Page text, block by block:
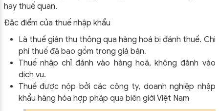
hay thuế quan.
Đặc điểm của thuế nhập khẩu
Là thuế gián thu thông qua hàng hoá bị đánh thuế. Chi
phí thuế đã bao gồm trong giá bán.
Thuế nhập chỉ đánh vào hàng hoá, không đánh vào
dịch vụ.
Thuế được nộp bởi các công ty, doanh nghiệp nhập
khẩu hàng hóa hợp pháp qua biên giới Việt Nam